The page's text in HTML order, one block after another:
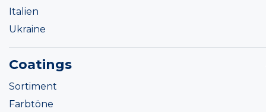
Italien
Ukraine
Coatings
Sortiment
Farbtöne